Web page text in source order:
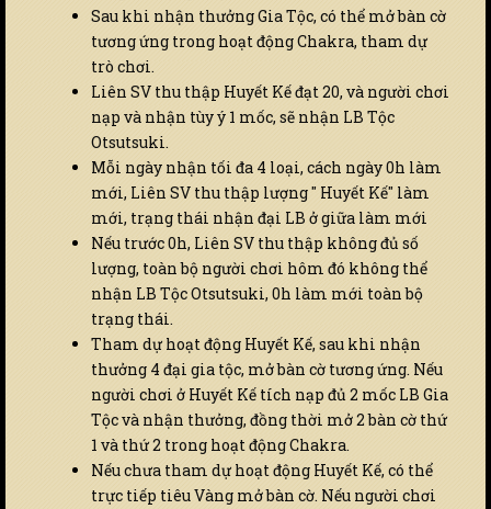
Sau khi nhận thưởng Gia Tộc, có thể mở bàn cờ
tương ứng trong hoạt động Chakra, tham dự
trò chơi.
Liên SV thu thập Huyết Kế đạt 20, và người chơi
nạp và nhận tùy ý 1 mốc, sẽ nhận LB Tộc
Otsutsuki.
Mỗi ngày nhận tối đa 4 loại, cách ngày 0h làm
mới, Liên SV thu thập lượng " Huyết Kế" làm
mới, trạng thái nhận đại LB ở giữa làm mới
Nếu trước 0h, Liên SV thu thập không đủ số
lượng, toàn bộ người chơi hôm đó không thể
nhận LB Tộc Otsutsuki, 0h làm mới toàn bộ
trạng thái.
Tham dự hoạt động Huyết Kế, sau khi nhận
thưởng 4 đại gia tộc, mở bàn cờ tương ứng. Nếu
người chơi ở Huyết Kế tích nạp đủ 2 mốc LB Gia
Tộc và nhận thưởng, đồng thời mở 2 bàn cờ thứ
1 và thứ 2 trong hoạt động Chakra.
Nếu chưa tham dự hoạt động Huyết Kế, có thể
trực tiếp tiêu Vàng mở bàn cờ. Nếu người chơi